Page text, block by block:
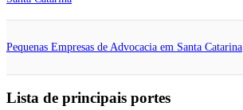
Pequenas Empresas de Advocacia em Santa Catarina
Lista de principais portes